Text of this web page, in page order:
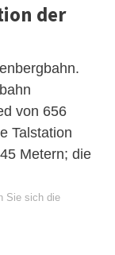
der
von 656
Talstation
Metern; die
Sie sich die